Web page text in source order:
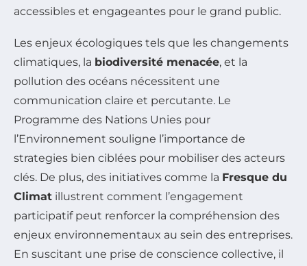
accessibles et engageantes pour le grand public.
Les enjeux écologiques tels que les changements
climatiques, la biodiversité menacée, et la
pollution des océans nécessitent une
communication claire et percutante. Le
Programme des Nations Unies pour
l’Environnement souligne l’importance de
strategies bien ciblées pour mobiliser des acteurs
clés. De plus, des initiatives comme la Fresque du
Climat illustrent comment l’engagement
participatif peut renforcer la compréhension des
enjeux environnementaux au sein des entreprises.
En suscitant une prise de conscience collective, il